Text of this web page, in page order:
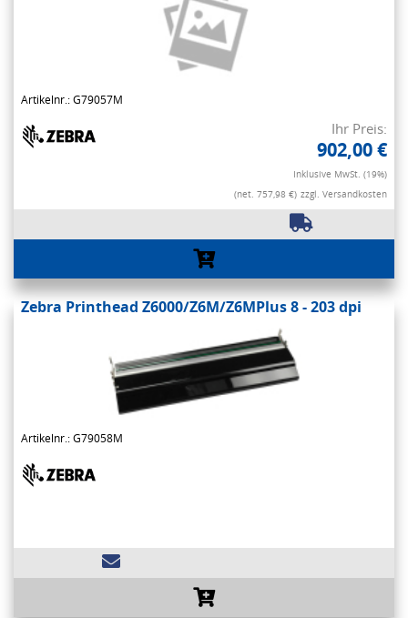
Artikelnr.: G79057M
Ihr Preis:
902,00 €
Inklusive MwSt. (19%)
(net. 757,98 €) zzgl. Versandkosten
Zebra Printhead Z6000/Z6M/Z6MPlus 8 - 203 dpi
Artikelnr.: G79058M